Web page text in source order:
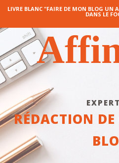
LIVRE BLANC "FAIRE DE MON BLOG UN
DANS LE
RÉDACTION